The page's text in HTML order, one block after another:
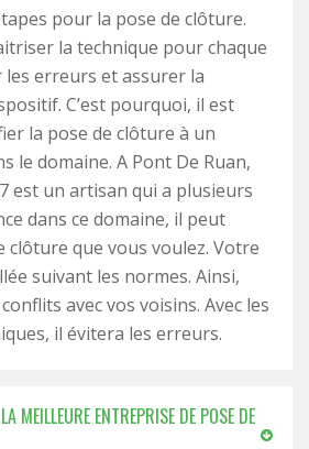
pour la pose de clôture.
la technique pour chaque
les erreurs et assurer la
C’est pourquoi, il est
la pose de clôture à un
le domaine. A Pont De Ruan,
est un artisan qui a plusieurs
dans ce domaine, il peut
clôture que vous voulez. Votre
suivant les normes. Ainsi,
avec vos voisins. Avec les
il évitera les erreurs.
MEILLEURE ENTREPRISE DE POSE DE